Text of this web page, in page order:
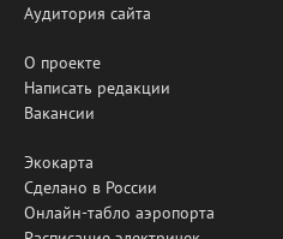
Аудитория сайта
О проекте
Написать редакции
Вакансии
Экокарта
Сделано в России
Онлайн-табло аэропорта